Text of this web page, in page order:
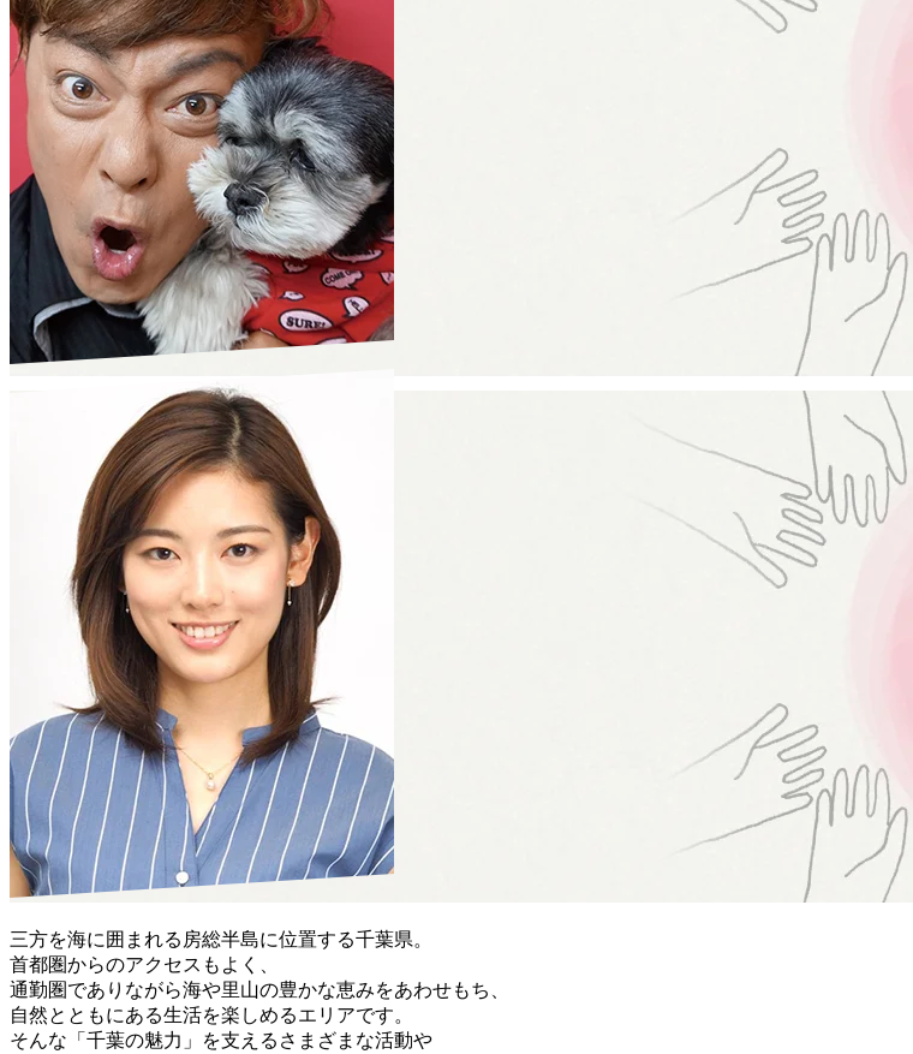
三方を海に囲まれる房総半島に位置する千葉県。
首都圏からのアクセスもよく、
通勤圏でありながら海や里山の豊かな恵みをあわせもち、
自然とともにある生活を楽しめるエリアです。
そんな「千葉の魅力」を支えるさまざまな活動や